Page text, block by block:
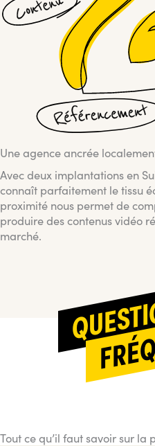
Une agence ancrée
Avec deux implantations en
connaît parfaitement le tissu
proximité nous permet de
produire des contenus vidéo
marché.
Tout ce qu’il faut savoir sur la